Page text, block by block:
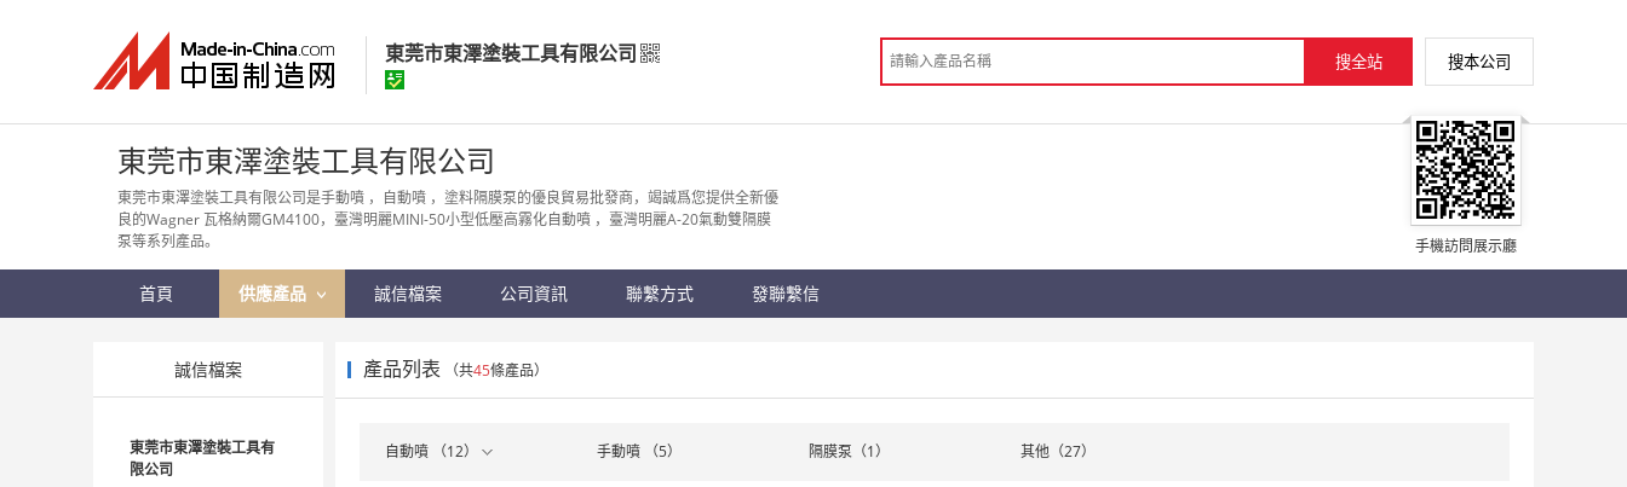
東莞市東澤塗裝工具有限公司
東莞市東澤塗裝工具有限公司
經營模式：貿易批發
所在地區：廣東省 東莞市
手機訪問展示廳
東莞市東澤塗裝工具有限公司
東莞市東澤塗裝工具有限公司是手動噴 ，自動噴 ，塗料隔膜泵的優良貿易批發商，竭誠爲您提供全新優
良的Wagner 瓦格納爾GM4100，臺灣明麗MINI-50小型低壓高霧化自動噴 ，臺灣明麗A-20氣動雙隔膜
泵等系列產品。
手機訪問展示廳
首頁 供應產品 誠信檔案 公司資訊 聯繫方式 發聯繫信
誠信檔案
東莞市東澤塗裝工具有
限公司
產品列表 （共45條產品）
自動噴 （12） 手動噴 （5） 隔膜泵（1） 其他（27）